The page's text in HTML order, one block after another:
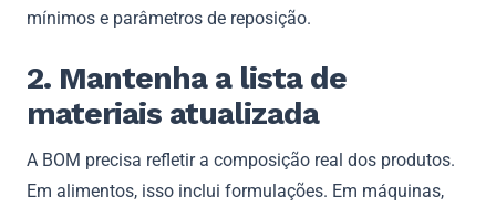
mínimos e parâmetros de reposição.
2. Mantenha a lista de
materiais atualizada
A BOM precisa refletir a composição real dos produtos.
Em alimentos, isso inclui formulações. Em máquinas,